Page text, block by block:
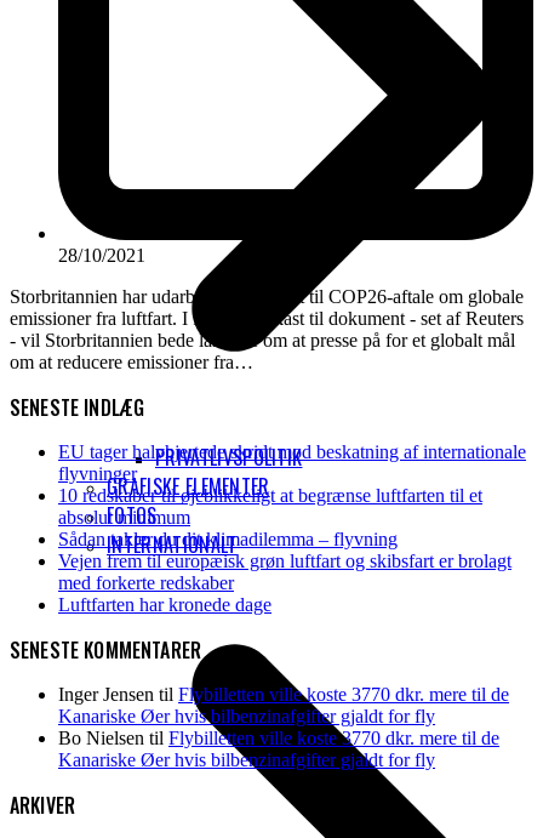
PRIVATLIVSPOLITIK
GRAFISKE ELEMENTER
FOTOS
INTERNATIONALT
28/10/2021
Storbritannien har udarbejdet et udkast til COP26-aftale om globale
emissioner fra luftfart. I følge et udkast til dokument - set af Reuters
- vil Storbritannien bede landene om at presse på for et globalt mål
om at reducere emissioner fra…
SENESTE INDLÆG
EU tager halvhjertede skridt mod beskatning af internationale
flyvninger
10 redskaber til øjeblikkeligt at begrænse luftfarten til et
absolut minimum
Sådan takler du dit klimadilemma – flyvning
Vejen frem til europæisk grøn luftfart og skibsfart er brolagt
med forkerte redskaber
Luftfarten har kronede dage
SENESTE KOMMENTARER
Inger Jensen til Flybilletten ville koste 3770 dkr. mere til de
Kanariske Øer hvis bilbenzinafgifter gjaldt for fly
Bo Nielsen til Flybilletten ville koste 3770 dkr. mere til de
Kanariske Øer hvis bilbenzinafgifter gjaldt for fly
ARKIVER